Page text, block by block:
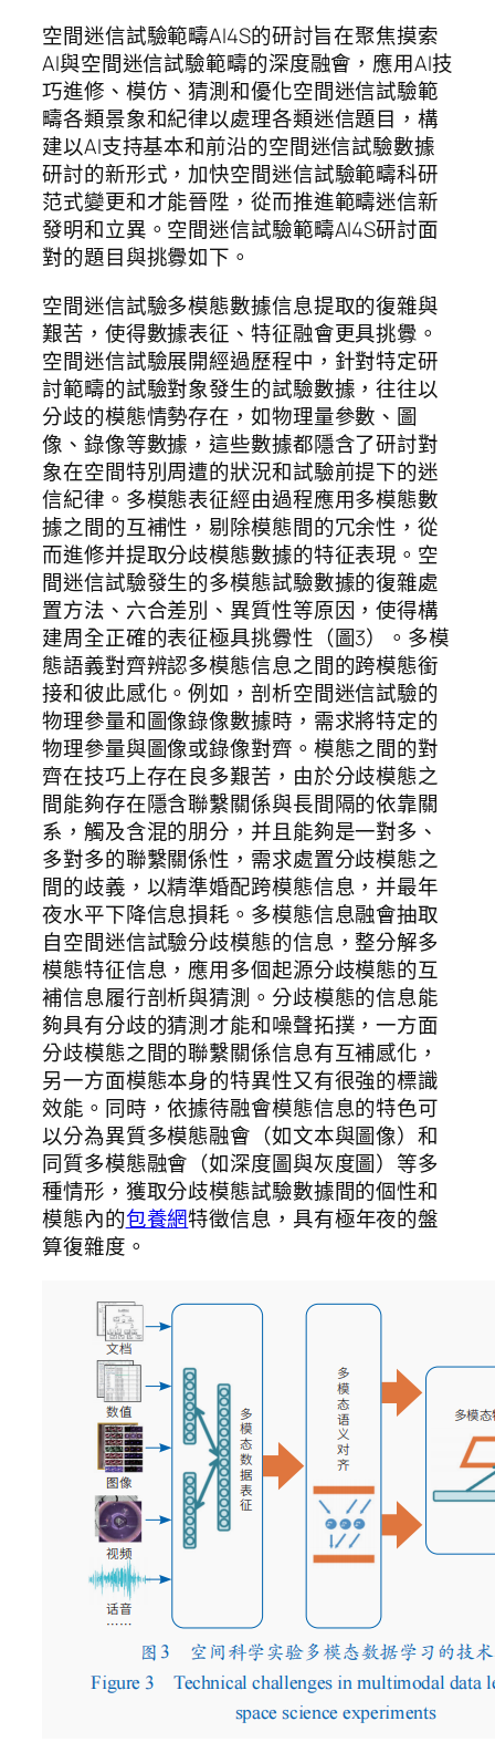
空間迷信試驗範疇AI4S的研討旨在聚焦摸索
AI與空間迷信試驗範疇的深度融會，應用AI技
巧進修、模仿、猜測和優化空間迷信試驗範
疇各類景象和紀律以處理各類迷信題目，構
建以AI支持基本和前沿的空間迷信試驗數據
研討的新形式，加快空間迷信試驗範疇科研
范式變更和才能晉陞，從而推進範疇迷信新
發明和立異。空間迷信試驗範疇AI4S研討面
對的題目與挑釁如下。
空間迷信試驗多模態數據信息提取的復雜與
艱苦，使得數據表征、特征融會更具挑釁。
空間迷信試驗展開經過歷程中，針對特定研
討範疇的試驗對象發生的試驗數據，往往以
分歧的模態情勢存在，如物理量參數、圖
像、錄像等數據，這些數據都隱含了研討對
象在空間特別周遭的狀況和試驗前提下的迷
信紀律。多模態表征經由過程應用多模態數
據之間的互補性，剔除模態間的冗余性，從
而進修并提取分歧模態數據的特征表現。空
間迷信試驗發生的多模態試驗數據的復雜處
置方法、六合差別、異質性等原因，使得構
建周全正確的表征極具挑釁性（圖3）。多模
態語義對齊辨認多模態信息之間的跨模態銜
接和彼此感化。例如，剖析空間迷信試驗的
物理參量和圖像錄像數據時，需求將特定的
物理參量與圖像或錄像對齊。模態之間的對
齊在技巧上存在良多艱苦，由於分歧模態之
間能夠存在隱含聯繫關係與長間隔的依靠關
系，觸及含混的朋分，并且能夠是一對多、
多對多的聯繫關係性，需求處置分歧模態之
間的歧義，以精準婚配跨模態信息，并最年
夜水平下降信息損耗。多模態信息融會抽取
自空間迷信試驗分歧模態的信息，整分解多
模態特征信息，應用多個起源分歧模態的互
補信息履行剖析與猜測。分歧模態的信息能
夠具有分歧的猜測才能和噪聲拓撲，一方面
分歧模態之間的聯繫關係信息有互補感化，
另一方面模態本身的特異性又有很強的標識
效能。同時，依據待融會模態信息的特色可
以分為異質多模態融會（如文本與圖像）和
同質多模態融會（如深度圖與灰度圖）等多
種情形，獲取分歧模態試驗數據間的個性和
模態內的包養網特徵信息，具有極年夜的盤
算復雜度。